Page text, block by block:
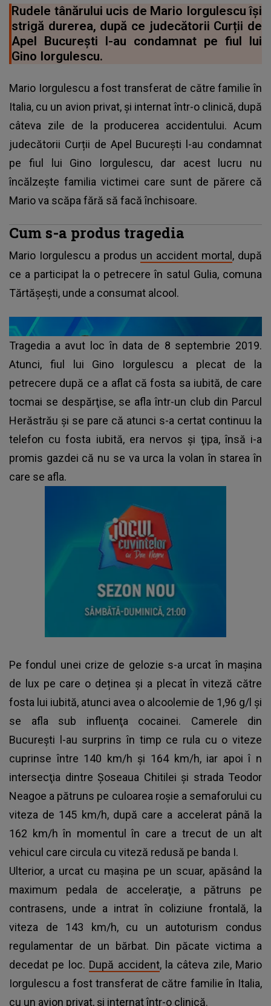
Rudele tânărului ucis de Mario Iorgulescu își
strigă durerea, după ce judecătorii Curții de
Apel București l-au condamnat pe fiul lui
Gino Iorgulescu.
Mario Iorgulescu a fost transferat de către familie în
Italia, cu un avion privat, şi internat într-o clinică, după
câteva zile de la producerea accidentului. Acum
judecătorii Curții de Apel București l-au condamnat
pe fiul lui Gino Iorgulescu, dar acest lucru nu
încălzește familia victimei care sunt de părere că
Mario va scăpa fără să facă închisoare.
Cum s-a produs tragedia
Mario Iorgulescu a produs un accident mortal, după
ce a participat la o petrecere în satul Gulia, comuna
Tărtăşeşti, unde a consumat alcool.
Tragedia a avut loc în data de 8 septembrie 2019.
Atunci, fiul lui Gino Iorgulescu a plecat de la
petrecere după ce a aflat că fosta sa iubită, de care
tocmai se despărţise, se afla într-un club din Parcul
Herăstrău și se pare că atunci s-a certat continuu la
telefon cu fosta iubită, era nervos şi ţipa, însă i-a
promis gazdei că nu se va urca la volan în starea în
care se afla.
Pe fondul unei crize de gelozie s-a urcat în mașina
de lux pe care o deținea și a plecat în viteză către
fosta lui iubită, atunci avea o alcoolemie de 1,96 g/l şi
se afla sub influenţa cocainei. Camerele din
București l-au surprins în timp ce rula cu o viteze
cuprinse între 140 km/h şi 164 km/h, iar apoi î n
intersecţia dintre Şoseaua Chitilei şi strada Teodor
Neagoe a pătruns pe culoarea roşie a semaforului cu
viteza de 145 km/h, după care a accelerat până la
162 km/h în momentul în care a trecut de un alt
vehicul care circula cu viteză redusă pe banda I.
Ulterior, a urcat cu maşina pe un scuar, apăsând la
maximum pedala de acceleraţie, a pătruns pe
contrasens, unde a intrat în coliziune frontală, la
viteza de 143 km/h, cu un autoturism condus
regulamentar de un bărbat. Din păcate victima a
decedat pe loc. După accident, la câteva zile, Mario
Iorgulescu a fost transferat de către familie în Italia,
cu un avion privat, şi internat într-o clinică.